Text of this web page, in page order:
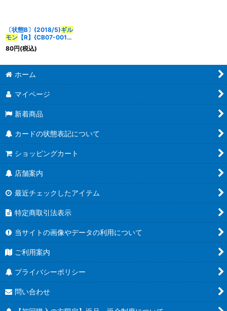
〔状態B〕(2018/5)ギル
モン 【R】{CB07-001}
《赤》
80円(税込)
ホーム
マイページ
新着商品
カードの状態表記について
ショッピングカート
店舗案内
最近チェックしたアイテム
特定商取引法表示
当サイトの画像やデータの利用について
ご利用案内
プライバシーポリシー
問い合わせ